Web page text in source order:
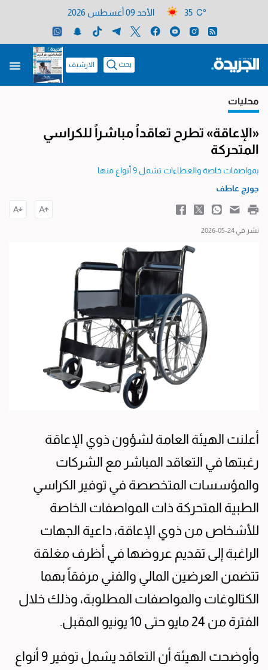
35 C° الأحد 09 أغسطس 2026
بحث الارشيف
محليات
«الإعاقة» تطرح تعاقداً مباشراً للكراسي
المتحركة
بمواصفات خاصة والعطاءات تشمل 9 أنواع منها
جورج عاطف
نشر في 24-05-2026
أعلنت الهيئة العامة لشؤون ذوي الإعاقة
رغبتها في التعاقد المباشر مع الشركات
والمؤسسات المتخصصة في توفير الكراسي
الطبية المتحركة ذات المواصفات الخاصة
للأشخاص من ذوي الإعاقة، داعية الجهات
الراغبة إلى تقديم عروضها في أظرف مغلقة
تتضمن العرضين المالي والفني مرفقاً بهما
الكتالوغات والمواصفات المطلوبة، وذلك خلال
الفترة من 24 مايو حتى 10 يونيو المقبل.
وأوضحت الهيئة أن التعاقد يشمل توفير 9 أنواع